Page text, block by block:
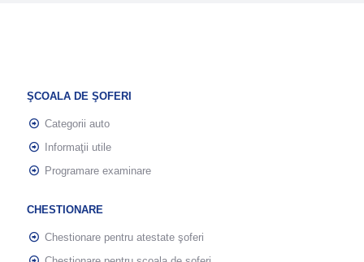
ŞCOALA DE ŞOFERI
Categorii auto
Informaţii utile
Programare examinare
CHESTIONARE
Chestionare pentru atestate şoferi